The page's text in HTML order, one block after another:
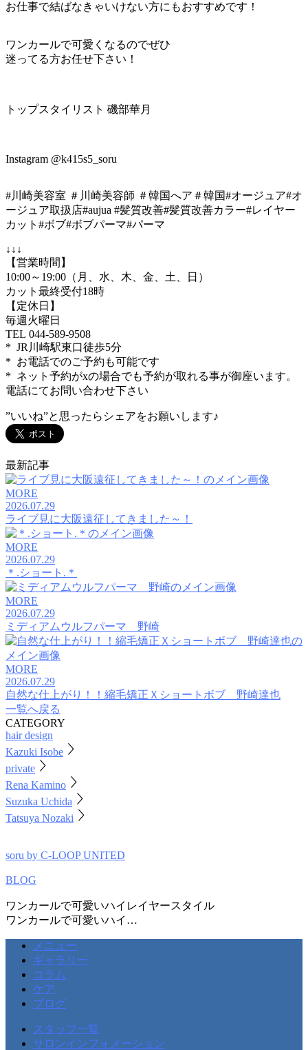
お仕事で結ばなきゃいけない方にもおすすめです！
ワンカールで可愛くなるのでぜひ
迷ってる方お任せ下さい！
トップスタイリスト 磯部華月
Instagram @k415s5_soru
#川崎美容室 ＃川崎美容師 ＃韓国へア＃韓国#オージュア#オ
ージュア取扱店#aujua #髪質改善#髪質改善カラー#レイヤー
カット#ボブ#ボブパーマ#パーマ
↓↓↓
【営業時間】
10:00～19:00（月、水、木、金、土、日）
カット最終受付18時
【定休日】
毎週火曜日
TEL 044-589-9508
* JR川崎駅東口徒歩5分
* お電話でのご予約も可能です
* ネット予約がxの場合でも予約が取れる事が御座います。
電話にてお問い合わせ下さい
”いいね”と思ったらシェアをお願いします♪
最新記事
MORE
2026.07.29
ライブ見に大阪遠征してきました～！
MORE
2026.07.29
＊.ショート.＊
MORE
2026.07.29
ミディアムウルフパーマ 野崎
MORE
2026.07.29
自然な仕上がり！！縮毛矯正Ｘショートボブ 野崎達也
一覧へ戻る
CATEGORY
hair design
Kazuki Isobe
private
Rena Kamino
Suzuka Uchida
Tatsuya Nozaki
soru by C-LOOP UNITED
BLOG
ワンカールで可愛いハイレイヤースタイル
ワンカールで可愛いハイ…
メニュー
ギャラリー
コラム
ケア
ブログ
スタッフ一覧
サロンインフォメーション